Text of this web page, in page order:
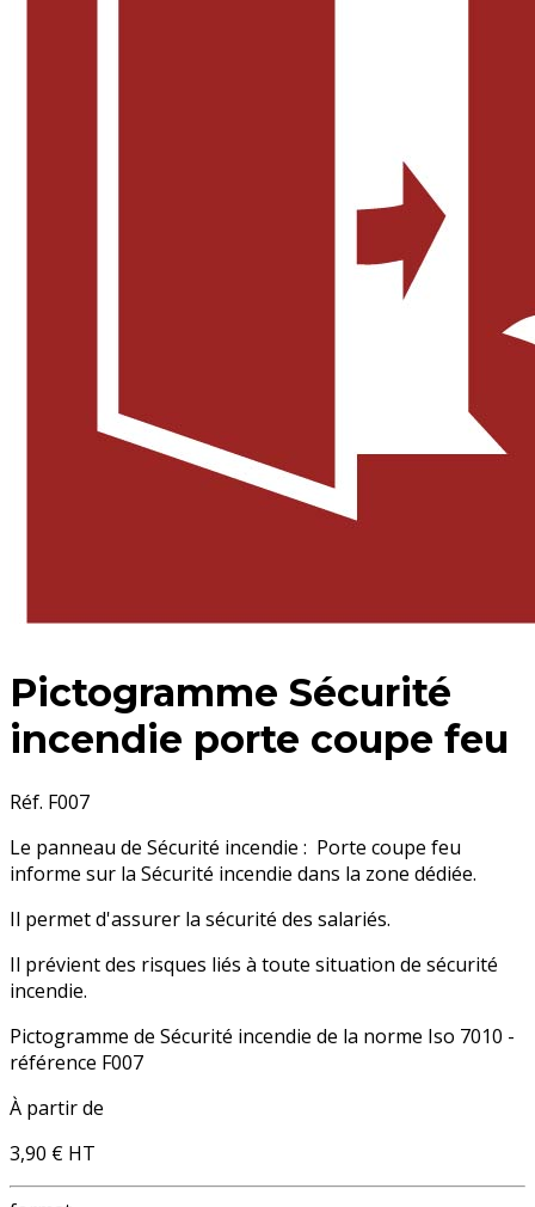
Pictogramme Sécurité
incendie porte coupe feu
Réf. F007
Le panneau de Sécurité incendie : Porte coupe feu
informe sur la Sécurité incendie dans la zone dédiée.
Il permet d'assurer la sécurité des salariés.
Il prévient des risques liés à toute situation de sécurité
incendie.
Pictogramme de Sécurité incendie de la norme Iso 7010 -
référence F007
À partir de
3,90 € HT